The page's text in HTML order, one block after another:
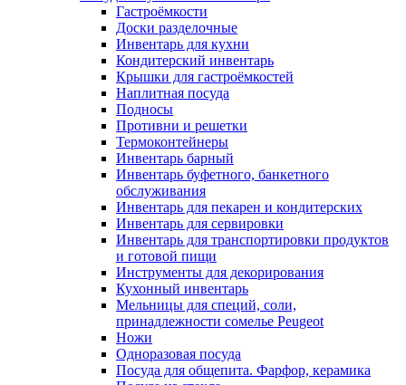
Гастроёмкости
Доски разделочные
Инвентарь для кухни
Кондитерский инвентарь
Крышки для гастроёмкостей
Наплитная посуда
Подносы
Противни и решетки
Термоконтейнеры
Инвентарь барный
Инвентарь буфетного, банкетного
обслуживания
Инвентарь для пекарен и кондитерских
Инвентарь для сервировки
Инвентарь для транспортировки продуктов
и готовой пищи
Инструменты для декорирования
Кухонный инвентарь
Мельницы для специй, соли,
принадлежности сомелье Peugeot
Ножи
Одноразовая посуда
Посуда для общепита. Фарфор, керамика